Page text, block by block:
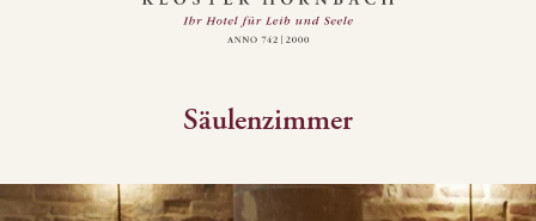
Säulenzimmer